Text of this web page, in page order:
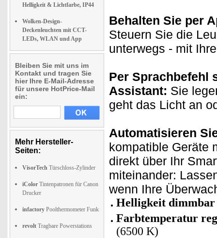
Helligkeit & Lichtfarbe, IP44
Wolken-Design-
Deckenleuchten mit CCT-
LEDs, WLAN und App
Bleiben Sie mit uns im
Kontakt und tragen Sie
hier Ihre E-Mail-Adresse
für unsere HotPrice-Mail
ein:
Mehr Hersteller-
Seiten:
VisorTech Türschloss-Zylinder
iColor Tintenpatronen für Canon
Drucker
infactory Poolthermometer Funk
revolt Tragbare Powerstations
Behalten Sie per
Steuern Sie die
unterwegs - mit
Per Sprachbefehl
Assistant: Sie
geht das Licht an
Automatisieren
kompatible Geräte
direkt über Ihr
miteinander:
wenn Ihre
Helligkeit dimmbar
Farbtemperatur
(6500 K)